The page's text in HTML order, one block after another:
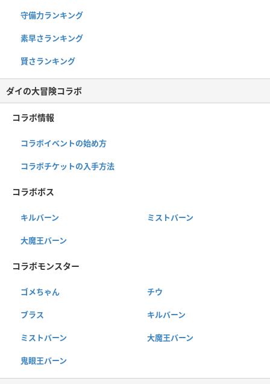
守備力ランキング
素早さランキング
賢さランキング
ダイの大冒険コラボ
コラボ情報
コラボイベントの始め方
コラボチケットの入手方法
コラボボス
キルバーン ミストバーン
大魔王バーン
コラボモンスター
ゴメちゃん チウ
ブラス キルバーン
ミストバーン 大魔王バーン
鬼眼王バーン